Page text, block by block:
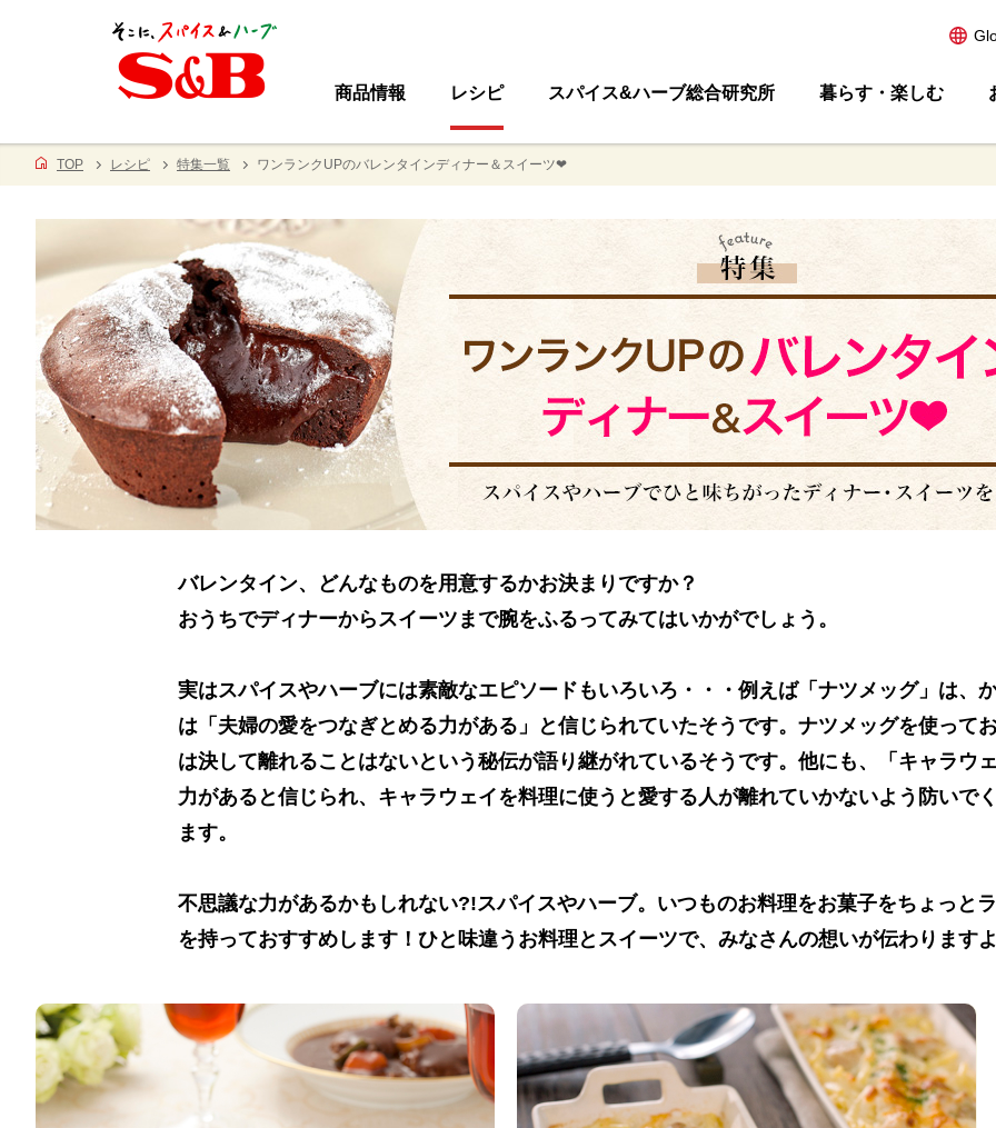
商品情報 レシピ スパイス&ハーブ総合研究所 暮らす・楽しむ
TOP レシピ 特集一覧 ワンランクUPのバレンタインディナー＆スイーツ❤
バレンタイン、どんなものを用意するかお決まりですか？
おうちでディナーからスイーツまで腕をふるってみてはいかがでしょう。
実はスパイスやハーブには素敵なエピソードもいろいろ・・・例えば「ナツメッグ」は、
は「夫婦の愛をつなぎとめる力がある」と信じられていたそうです。ナツメッグを使って
は決して離れることはないという秘伝が語り継がれているそうです。他にも、「キャラウ
力があると信じられ、キャラウェイを料理に使うと愛する人が離れていかないよう防いで
ます。
不思議な力があるかもしれない?!スパイスやハーブ。いつものお料理をお菓子をちょっと
を持っておすすめします！ひと味違うお料理とスイーツで、みなさんの想いが伝わります